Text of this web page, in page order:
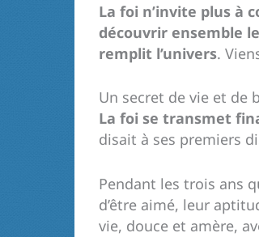
La foi n’invite plus à
découvrir ensemble
remplit l’univers.
Un secret de vie et de
La foi se transmet
disait à ses premiers
Pendant les trois ans
d’être aimé, leur
vie, douce et amère,